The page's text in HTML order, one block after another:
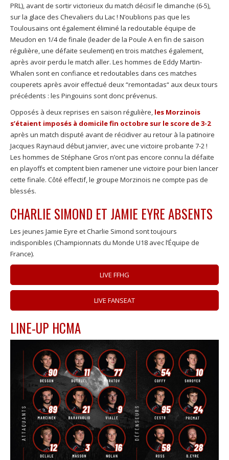
PRL), avant de sortir victorieux du match décisif le dimanche (6-5),
sur la glace des Chevaliers du Lac ! N’oublions pas que les
Toulousains ont également éliminé la redoutable équipe de
Meudon en 1/4 de finale (leader de la Poule A en fin de saison
régulière, une défaite seulement) en trois matches également,
après avoir perdu le match aller. Les hommes de Eddy Martin-
Whalen sont en confiance et redoutables dans ces matches
couperets après avoir effectué deux “remontadas“ aux deux tours
précédents : les Pingouins sont donc prévenus.
Opposés à deux reprises en saison régulière, les Morzinois
s’étaient imposés à domicile fin octobre sur le score de 3-2
après un match disputé avant de récidiver au retour à la patinoire
Jacques Raynaud début janvier, avec une victoire probante 7-2 !
Les hommes de Stéphane Gros n’ont pas encore connu la défaite
en playoffs et comptent bien ramener une victoire pour bien lancer
cette finale. Côté effectif, le groupe Morzinois ne compte pas de
blessés.
CHARLIE SIMOND ET JAMIE EYRE ABSENTS
Les jeunes Jamie Eyre et Charlie Simond sont toujours
indisponibles (Championnats du Monde U18 avec l’Équipe de
France).
LIVE FFHG
LIVE FANSEAT
LINE-UP HCMA